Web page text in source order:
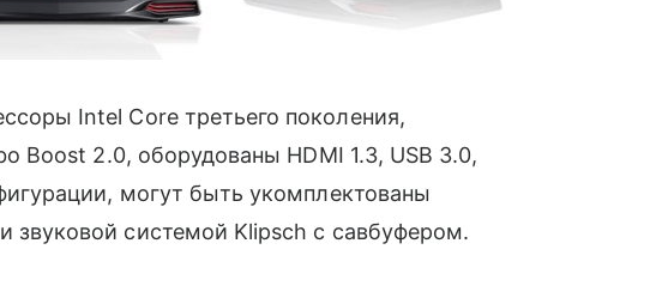
Intel Core третьего поколения,
Boost 2.0, оборудованы HDMI 1.3, USB 3.0,
могут быть укомплектованы
звуковой системой Klipsch с савбуфером.